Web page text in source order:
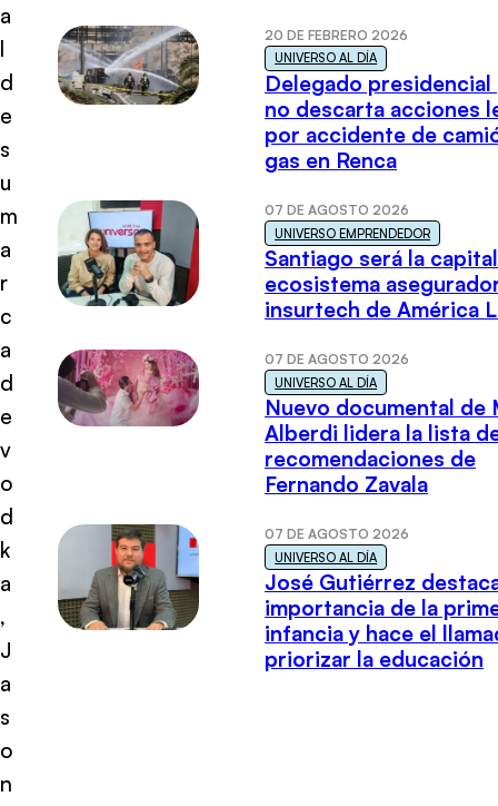
a
l
d
e
s
u
m
a
r
c
a
d
e
v
o
d
k
a
,
J
a
s
o
n
20 DE FEBRERO 2026
UNIVERSO AL DÍA
Delegado presidencial
no descarta acciones
por accidente de
gas en Renca
07 DE AGOSTO 2026
UNIVERSO EMPRENDEDOR
Santiago será la
ecosistema
insurtech de América
07 DE AGOSTO 2026
UNIVERSO AL DÍA
Nuevo documental de
Alberdi lidera la lista
recomendaciones de
Fernando Zavala
07 DE AGOSTO 2026
UNIVERSO AL DÍA
José Gutiérrez
importancia de la
infancia y hace el
priorizar la educación